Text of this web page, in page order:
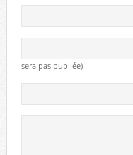
sera pas publiée)